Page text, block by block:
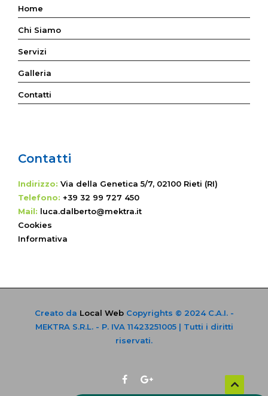
Home
Chi Siamo
Servizi
Galleria
Contatti
Contatti
Indirizzo: Via della Genetica 5/7, 02100 Rieti (RI)
Telefono: +39 32 99 727 450
Mail: luca.dalberto@mektra.it
Cookies
Informativa
Creato da Local Web Copyrights © 2024 C.A.I. -
MEKTRA S.R.L. - P. IVA 11423251005 | Tutti i diritti
riservati.